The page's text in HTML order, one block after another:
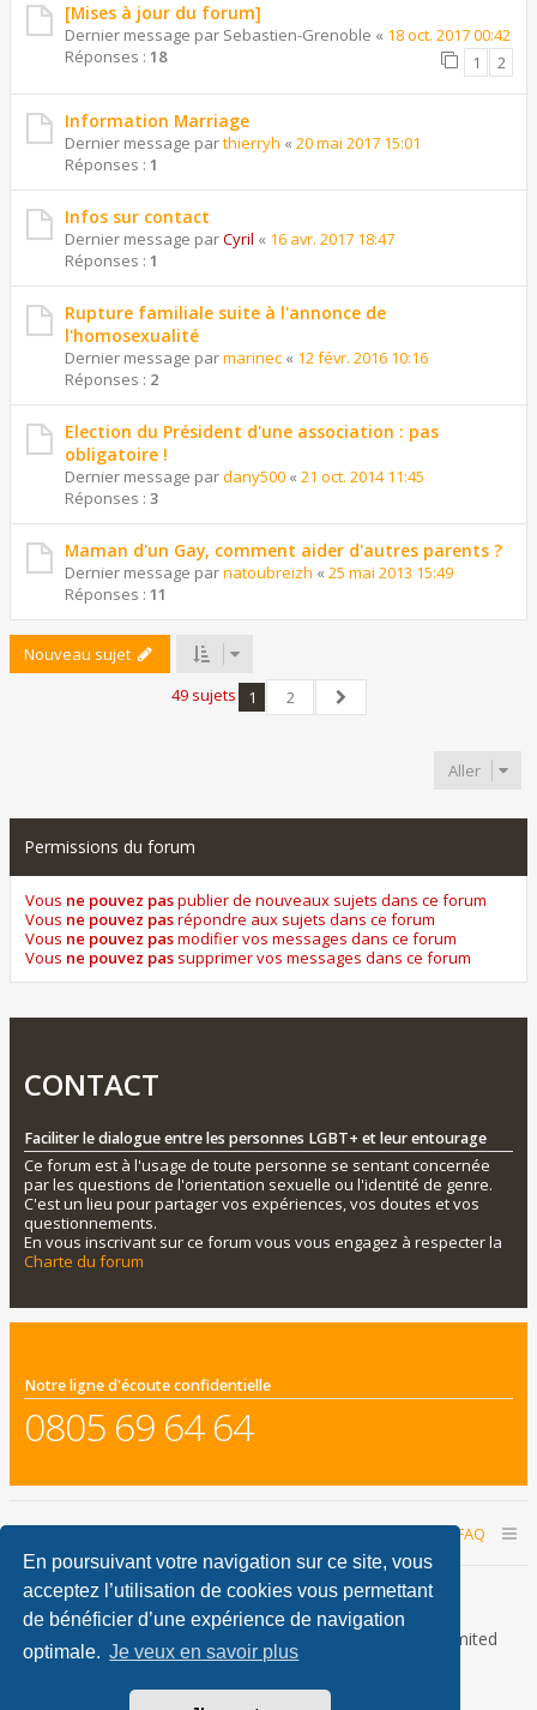
En poursuivant votre navigation sur ce site, vous
acceptez l’utilisation de cookies vous permettant
de bénéficier d’une expérience de navigation
optimale. Je veux en savoir plus
[Mises à jour du forum]
Dernier message par Sebastien-Grenoble « 18 oct. 2017 00:42
Réponses : 18 1 2
Information Marriage
Dernier message parthierryh « 20 mai 2017 15:01
Réponses : 1
Infos sur contact
Dernier message parCyril « 16 avr. 2017 18:47
Réponses : 1
Rupture familiale suite à l'annonce de
l'homosexualité
Dernier message parmarinec « 12 févr. 2016 10:16
Réponses : 2
Election du Président d'une association : pas
obligatoire !
Dernier message pardany500 « 21 oct. 2014 11:45
Réponses : 3
Maman d'un Gay, comment aider d'autres parents ?
Dernier message parnatoubreizh « 25 mai 2013 15:49
Réponses : 11
Nouveau sujet
49 sujets
1
2
Suivant
Aller
Permissions du forum
Vous ne pouvez paspublier de nouveaux sujets dans ce forum
Vous ne pouvez pasrépondre aux sujets dans ce forum
Vous ne pouvez pasmodifier vos messages dans ce forum
Vous ne pouvez pas supprimer vos messages dans ce forum
CONTACT
Faciliter le dialogue entre les personnes LGBT+ et leur entourage
Ce forum est à l'usage de toute personne se sentant concernée
par les questions de l'orientation sexuelle ou l'identité de genre.
C'est un lieu pour partager vos expériences, vos doutes et vos
questionnements.
En vous inscrivant sur ce forum vous vous engagez à respecter la
Charte du forum
Notre ligne d'écoute confidentielle
0805 69 64 64
FAQ
Nous sommes le 09 août 2026 14:33
® Forum Software © phpBB Limited
Traduction française officielle
phpBB Metro Theme by PixelGoose Studio